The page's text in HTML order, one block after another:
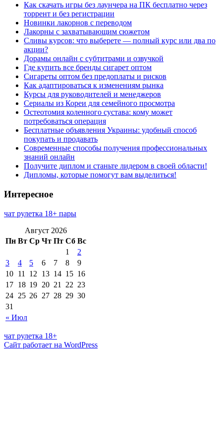
Как скачать игры без лаунчера на ПК бесплатно через
торрент и без регистрации
Новинки лакорнов с переводом
Лакорны с захватывающим сюжетом
Сливы курсов: что выберете — полный курс или два по
акции?
Дорамы онлайн с субтитрами и озвучкой
Где купить все бренды сигарет оптом
Сигареты оптом без предоплаты и рисков
Как адаптироваться к изменениям рынка
Курсы для руководителей и менеджеров
Сериалы из Кореи для семейного просмотра
Остеотомия коленного сустава: кому может
потребоваться операция
Бесплатные объявления Украины: удобный способ
покупать и продавать
Современные способы получения профессиональных
знаний онлайн
Получите диплом и станьте лидером в своей области!
Дипломы, которые помогут вам выделиться!
Интересное
чат рулетка 18+ пары
Август 2026
Пн Вт Ср Чт Пт Сб Вс
« Июл
1
2
3
4 5 6 7 8
9
10 11 12 13 14 15 16
17 18 19 20 21 22 23
24 25 26 27 28 29 30
31
чат рулетка 18+
Сайт работает на WordPress